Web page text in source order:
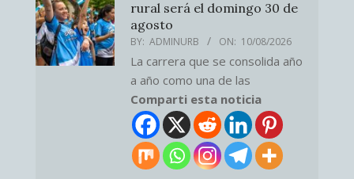
rural será el domingo 30 de
agosto
BY: ADMINURB ON: 10/08/2026
La carrera que se consolida año
a año como una de las
Comparti esta noticia